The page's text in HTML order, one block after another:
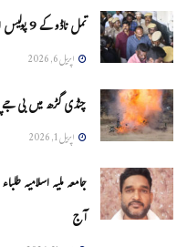
تمل ناڈو کے 9 پولیس اہلکاروں کو سزائے موت
اپریل 6, 2026
چنڈی گڑھ میں بی جے
اپریل 1, 2026
جامعہ ملیہ اسلامیہ
آج